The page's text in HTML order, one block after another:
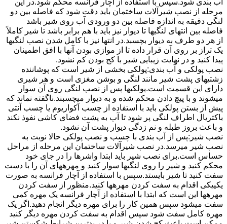
آب بندی شود.سپس با استفاده از آچار فرانسه محکم شود.در این
مرحله از نصب شیرآلات ساختمان باید دقت شود که فاصله بین دو
لنگی دقیقه به اندازه فاصله بین دو ورودی آب روی شیر باشد
فاصله بین انتهای لنگیها تا دیوار نیز باید با هم برابر باشد تا شیر کاملاً
از هر دو طرف به دیوار بچسبد.در انتها نیز با کامل شدن نصب لنگیها
یک تراز بر روی آن قرار داده تا از موازی بودن آنها با افق اطمینان
پیدا کنید و در نهایت زیبایی شیر با کج بودن کم نشود.
نصب پولکی و آب بندی:پولکی بخشی از شیر است که پوشاننده
زشتیهای پشت شیر مانند لنگی و بوشن مغزی است و هر شیری
دارای این قسمت است.پولکیها پس از نصب لنگی روی آن سوار
میشوند و با پیچ دادن محکم شده و به دیوار میچسبند.ناگفته نماند که
پیش از بستن پولکی باید با استفاده از چسب آکواریوم یا چسب آنتی
باکتریال اطراف لنگی پر شود تا آب به پشت فضای کاشی نفوذ نکند
و باعث بروز طبله و نم زدگی دیوار پشت آن نشود.
نصب شیر:پس از آب بندی با چسب و نصب پولکی حالا نوبت به
نصب شیر میرسد.در نصب شیرآلات ساختمان این مرحله از مراحل
حساس است.برای نصب شیر باید ابتدا واشرها را در جای خود
محکم کنید و شیر را روی لنگیها سوار کنید و مهرههای آن را با دست
سفت کنید تا شیر بایستد.سپس با استفاده از آچار فرانسه به صورت
یکییکی اقدام به سفت کردن مهرهها کنید.منظور از سفت کردن
مهرهها این است که ابتدا با استفاده از آچار فرانسه یک مهره کمی
سفت میشود سپس همین کار را برای مهره دیگر انجام دهید.اگر یک
مهره کامل سفت شود سپس اقدام به سفت کردن مهره دیگر کنید